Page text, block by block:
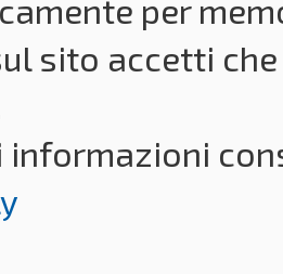
per
sito accetti
informazioni